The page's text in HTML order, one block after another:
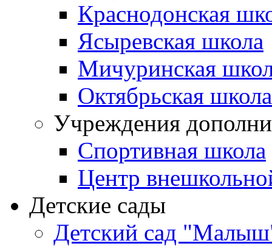
Краснодонская
Ясыревская школа
Мичуринская
Октябрьская школа
Учреждения
Спортивная школа
Центр
Детские сады
Детский сад